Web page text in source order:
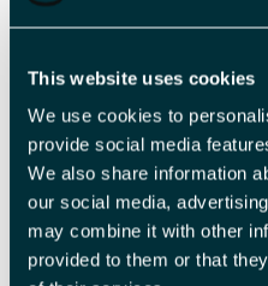
This website uses cookies
We use cookies to
provide social media
We also share information
our social media,
may combine it with other
provided to them or that
De to damene har nå vært på
de om de to første månedene.
- Her på Bamsebu lever vi et
langt lavere fotavtrykk enn
har jobbet lenge og hardt i
føles veldig meningsfylt!